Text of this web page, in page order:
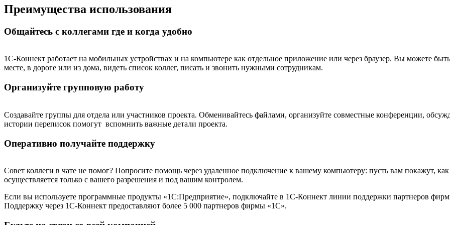
Преимущества использования
Общайтесь с коллегами где и когда удобно
1С-Коннект работает на мобильных устройствах и на компьютере как отдельное приложение или через браузер. Вы можете
месте, в дороге или из дома, видеть список коллег, писать и звонить нужными сотрудникам.
Организуйте групповую работу
Создавайте группы для отдела или участников проекта. Обменивайтесь файлами, организуйте совместные конференции,
истории переписок помогут вспомнить важные детали проекта.
Оперативно получайте поддержку
Совет коллеги в чате не помог? Попросите помощь через удаленное подключение к вашему компьютеру: пусть вам покажут,
осуществляется только с вашего разрешения и под вашим контролем.
Если вы используете программные продукты «1С:Предприятие», подключайте в 1С-Коннект линии поддержки партнеров
Поддержку через 1С-Коннект предоставляют более 5 000 партнеров фирмы «1С».